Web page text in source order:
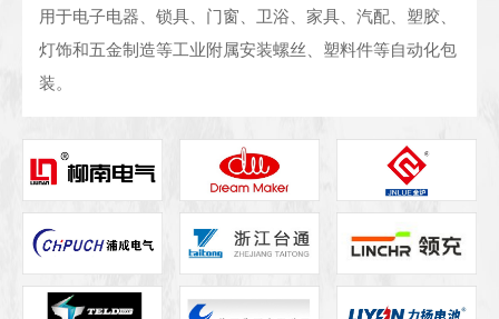
用于电子电器、锁具、门窗、卫浴、家具、汽配、塑胶、
灯饰和五金制造等工业附属安装螺丝、塑料件等自动化包
装。